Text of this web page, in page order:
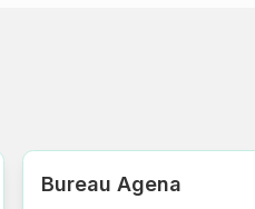
Bureau Agena